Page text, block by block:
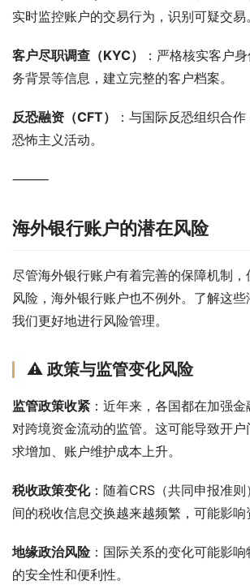
实时监控账户的交易行为，识别可疑交易。
客户尽职调查（KYC）
：严格核实客户
务背景等信息，建立完整的客户档案。
反恐融资（CFT）
：与国际反恐组织合
恐怖主义活动。
⸻
海外银行账户的潜在风险
尽管海外银行账户有着完善的保障机制
风险，海外银行账户也不例外。了解这
我们更好地进行风险管理。
⚠️ 政策与监管变化风险
监管政策收紧 ：近年来，各国都在加强
对跨境资金流动的监管。这可能导致开
求增加、账户维护成本上升。
税收政策变化：随着CRS（共同申报准
间的税收信息交换越来越频繁，可能影响
地缘政治风险：国际关系的变化可能影
的安全性和便利性。